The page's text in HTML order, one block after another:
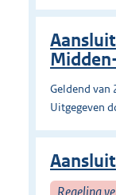
Geldend
Uitgegeven